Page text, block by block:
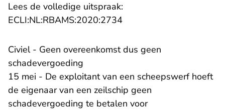
Lees de volledige uitspraak:
ECLI:NL:RBAMS:2020:2734- U verlaat
Civiel - Geen overeenkomst dus geen
schadevergoeding
15 mei - De exploitant van een scheepswerf hoeft
de eigenaar van een zeilschip geen
schadevergoeding te betalen voor